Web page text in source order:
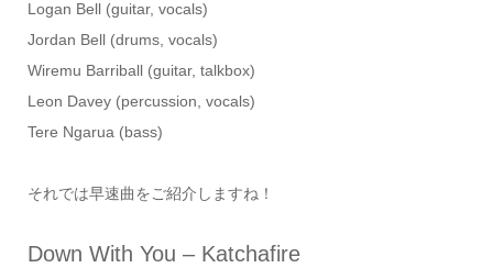
Logan Bell (guitar, vocals)
Jordan Bell (drums, vocals)
Wiremu Barriball (guitar, talkbox)
Leon Davey (percussion, vocals)
Tere Ngarua (bass)
それでは早速曲をご紹介しますね！
Down With You – Katchafire